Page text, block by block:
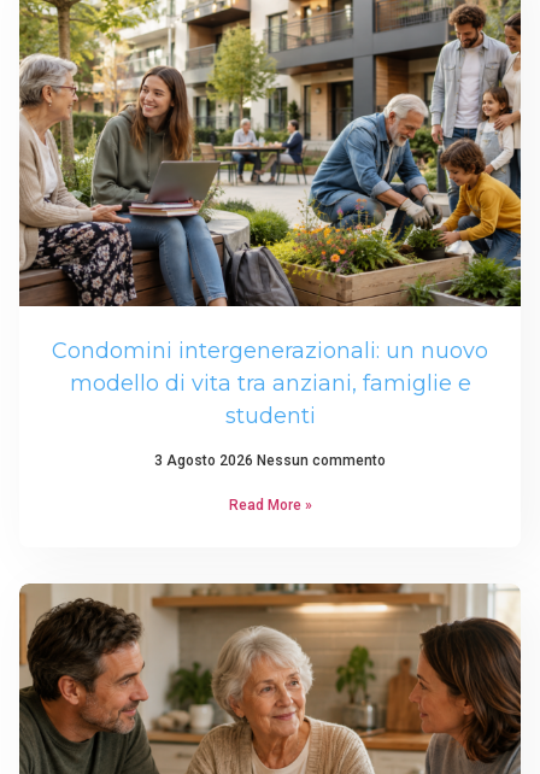
Condomini intergenerazionali: un nuovo
modello di vita tra anziani, famiglie e
studenti
3 Agosto 2026 Nessun commento
Read More »